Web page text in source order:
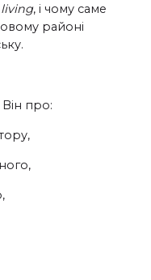
, і чому саме
районі
Він про: